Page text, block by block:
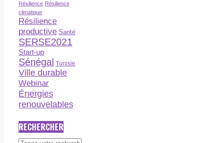
Résilience Résilience
climatique
Résilience
productive Santé
SERSE2021
Start-up
Sénégal Tunisie
Ville durable
Webinar
Énergies
renouvelables
RECHERCHER